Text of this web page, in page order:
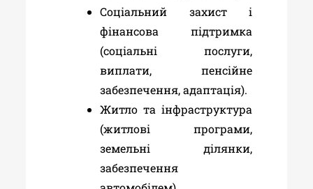
Соціальний захист і
фінансова підтримка
(соціальні послуги,
виплати, пенсійне
забезпечення, адаптація).
Житло та інфраструктура
(житлові програми,
земельні ділянки,
забезпечення